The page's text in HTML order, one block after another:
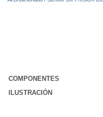
COMPONENTES
ILUSTRACIÓN